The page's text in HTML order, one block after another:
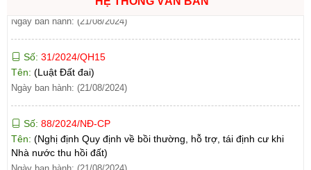
Tên:(Luật Đất đai)
Ngày ban hành: (21/08/2024)
Tên:(Nghị định Quy định về bồi thường, hỗ trợ, tái định cư khi
Nhà nước thu hồi đất)
Ngày ban hành: (21/08/2024)